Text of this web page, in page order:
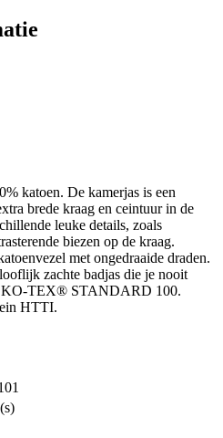
katoen. De kamerjas is een
brede kraag en ceintuur in de
leuke details, zoals
biezen op de kraag.
met ongedraaide draden.
zachte badjas die je nooit
TEX® STANDARD 100.
HTTI.